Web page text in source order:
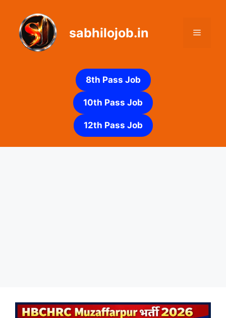
content
sabhilojob.in Menu
8th Pass Job
10th Pass Job
12th Pass Job